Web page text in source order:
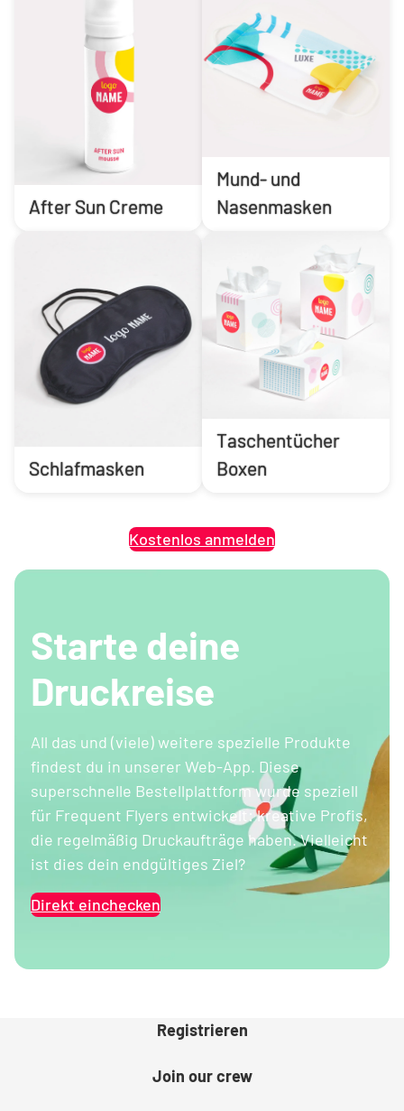
After Sun Creme
Mund- und
Nasenmasken
Schlafmasken
Taschentücher
Boxen
Kostenlos anmelden
Starte deine
Druckreise
All das und (viele) weitere spezielle Produkte
findest du in unserer Web-App. Diese
superschnelle Bestellplattform wurde speziell
für Frequent Flyers entwickelt: kreative Profis,
die regelmäßig Druckaufträge haben. Vielleicht
ist dies dein endgültiges Ziel?
Direkt einchecken
Registrieren
Join our crew